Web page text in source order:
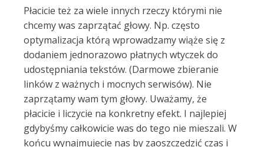
Płacicie też za wiele innych rzeczy którymi nie
chcemy was zaprzątać głowy. Np. często
optymalizacja którą wprowadzamy wiąże się z
dodaniem jednorazowo płatnych wtyczek do
udostępniania tekstów. (Darmowe zbieranie
linków z ważnych i mocnych serwisów). Nie
zaprzątamy wam tym głowy. Uważamy, że
płacicie i liczycie na konkretny efekt. I najlepiej
gdybyśmy całkowicie was do tego nie mieszali. W
końcu wynajmujecie nas by zaoszczędzić czas i